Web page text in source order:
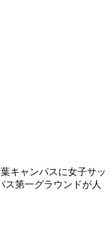
キャンパスに女子サッ
第一グラウンドが人